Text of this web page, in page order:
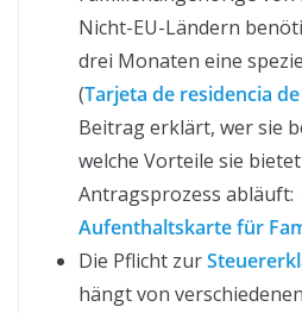
Nicht-EU-Ländern
drei Monaten eine
(Tarjeta de residencia
Beitrag erklärt, wer sie
welche Vorteile sie
Antragsprozess
Aufenthaltskarte für
Die Pflicht zur
hängt von